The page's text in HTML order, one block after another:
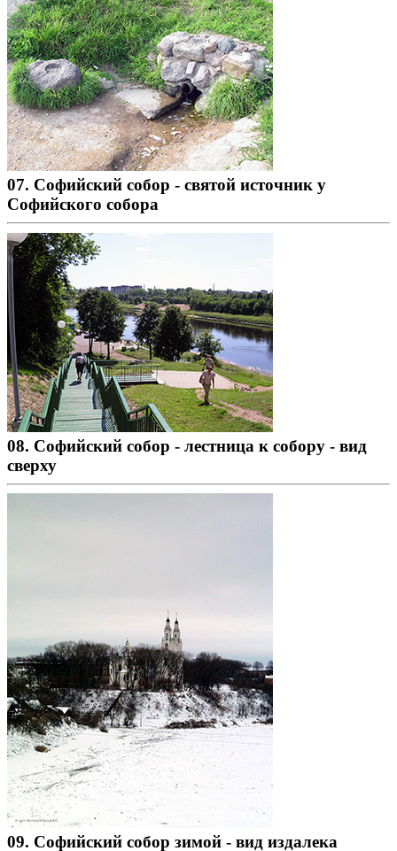
07. Софийский собор - святой источник у
Софийского собора
08. Софийский собор - лестница к собору - вид
сверху
09. Софийский собор зимой - вид издалека